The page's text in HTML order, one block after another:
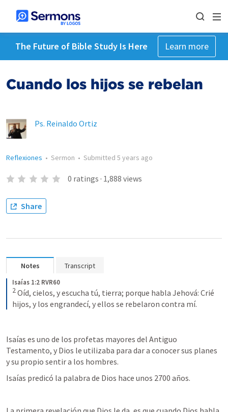
The Future of Bible Study Is Here Learn more
Cuando los hijos se rebelan
Ps. Reinaldo Ortiz
Reflexiones • Sermon • Submitted 5 years ago
0 ratings · 1,888 views
Share
Notes Transcript
Isaías 1:2 RVR60
2Oíd, cielos, y escucha tú, tierra; porque habla Jehová: Crié
hijos, y los engrandecí, y ellos se rebelaron contra mí.
Isaías es uno de los profetas mayores del Antiguo
Testamento, y Dios le utilizaba para dar a conocer sus planes
y su propio sentir a los hombres.
Isaías predicó la palabra de Dios hace unos 2700 años.